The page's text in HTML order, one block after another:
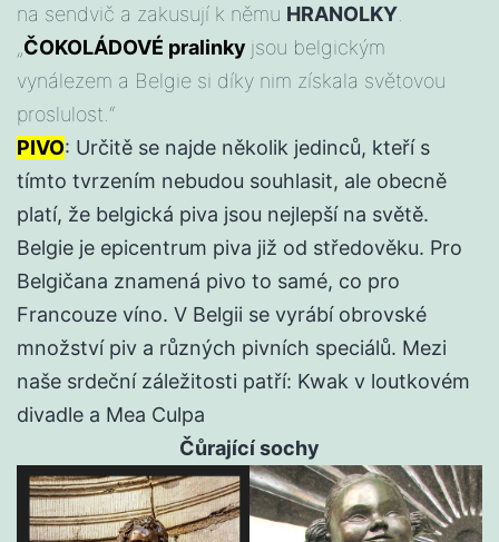
na sendvič a zakusují k němu HRANOLKY
„ČOKOLÁDOVÉ pralinky jsou belgickým
vynálezem a Belgie si díky nim získala světovou
proslulost.“
PIVO: Určitě se najde několik jedinců, kteří s
tímto tvrzením nebudou souhlasit, ale obecně
platí, že belgická piva jsou nejlepší na světě.
Belgie je epicentrum piva již od středověku. Pro
Belgičana znamená pivo to samé, co pro
Francouze víno. V Belgii se vyrábí obrovské
množství piv a různých pivních speciálů. Mezi
naše srdeční záležitosti patří: Kwak v loutkovém
divadle a Mea Culpa
Čůrající sochy